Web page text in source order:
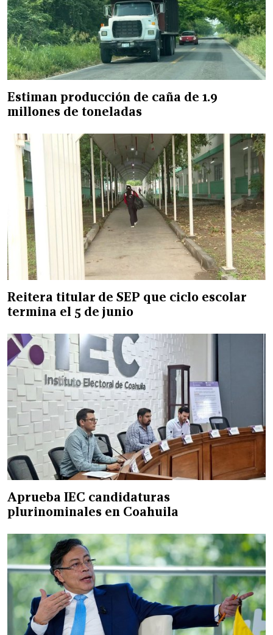
Estiman producción de caña de 1.9
millones de toneladas
Reitera titular de SEP que ciclo escolar
termina el 5 de junio
Aprueba IEC candidaturas
plurinominales en Coahuila